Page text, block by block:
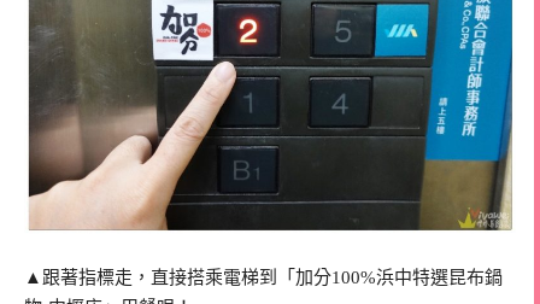
▲跟著指標走，直接搭乘電梯到「加分100%浜中特選昆布鍋